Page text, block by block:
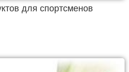
для спортсменов